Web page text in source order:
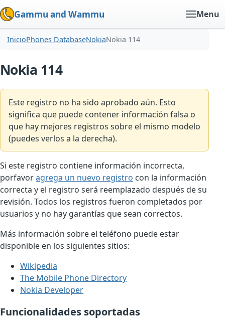
Gammu and Wammu Menu
InicioPhones DatabaseNokiaNokia 114
Nokia 114
Este registro no ha sido aprobado aún. Esto
significa que puede contener información falsa o
que hay mejores registros sobre el mismo modelo
(puedes verlos a la derecha).
Si este registro contiene información incorrecta,
porfavoragrega un nuevo registro con la información
correcta y el registro será reemplazado después de su
revisión. Todos los registros fueron completados por
usuarios y no hay garantías que sean correctos.
Más información sobre el teléfono puede estar
disponible en los siguientes sitios:
Wikipedia
The Mobile Phone Directory
Nokia Developer
Funcionalidades soportadas